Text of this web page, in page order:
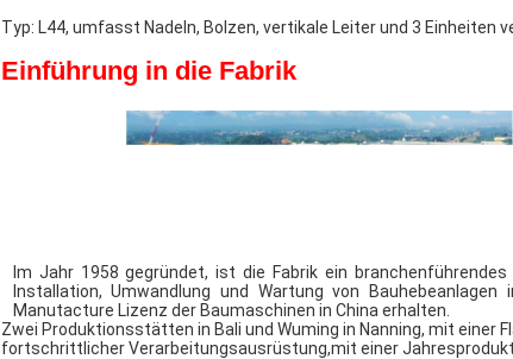
Typ: L44, umfasst Nadeln, Bolzen, vertikale Leiter und 3 Einheiten
Einführung in die Fabrik
Im Jahr 1958 gegründet, ist die Fabrik ein
Installation, Umwandlung und Wartung von
Manutacture Lizenz der Baumaschinen in China erhalten.
Zwei Produktionsstätten in Bali und Wuming in Nanning, mit einer
fortschrittlicher Verarbeitungsausrüstung,mit einer